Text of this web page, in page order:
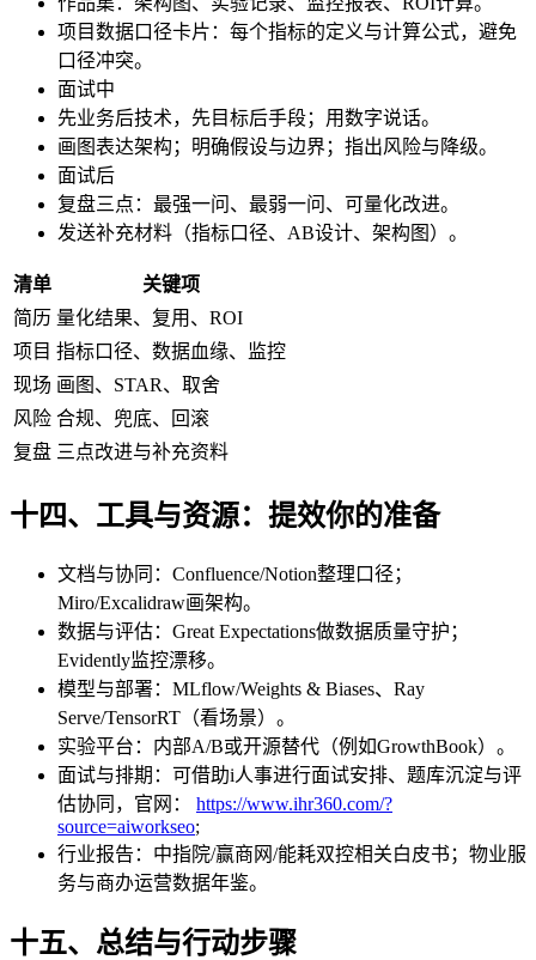
项目数据口径卡片：每个指标的定义与计算公式，避免
口径冲突。
面试中
先业务后技术，先目标后手段；用数字说话。
画图表达架构；明确假设与边界；指出风险与降级。
面试后
复盘三点：最强一问、最弱一问、可量化改进。
发送补充材料（指标口径、AB设计、架构图）。
清单
关键项
简历 量化结果、复用、ROI
项目 指标口径、数据血缘、监控
现场 画图、STAR、取舍
风险 合规、兜底、回滚
复盘 三点改进与补充资料
十四、工具与资源：提效你的准备
文档与协同：Confluence/Notion整理口径；
Miro/Excalidraw画架构。
数据与评估：Great Expectations做数据质量守护；
Evidently监控漂移。
模型与部署：MLflow/Weights & Biases、Ray
Serve/TensorRT（看场景）。
实验平台：内部A/B或开源替代（例如GrowthBook）。
面试与排期：可借助i人事进行面试安排、题库沉淀与评
估协同，官网：
https://www.ihr360.com/?
source=aiworkseo;
行业报告：中指院/赢商网/能耗双控相关白皮书；物业服
务与商办运营数据年鉴。
十五、总结与行动步骤